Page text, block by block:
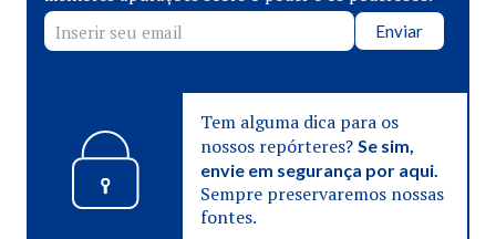
Enviar
Tem alguma dica para os
nossos repórteres? Se sim,
envie em segurança por aqui.
Sempre preservaremos nossas
fontes.